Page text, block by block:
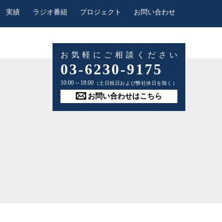
実績 ラジオ番組 プロジェクト お問い合わせ
お気軽にご相談ください
03-6230-9175
10:00～18:00 （土日祝日および弊社休日を除く）
お問い合わせはこちら